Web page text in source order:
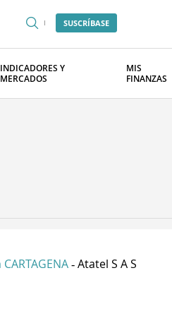
SUSCRÍBASE
INDICADORES Y
MERCADOS
MIS
FINANZAS
- Atatel S A S